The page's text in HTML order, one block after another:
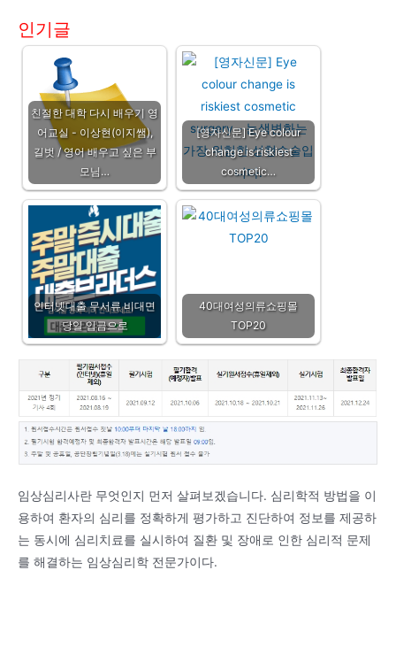
인기글
친절한 대학 다시 배우기 영
어교실 - 이상현(이지쌤),
길벗 / 영어 배우고 싶은 부
모님…
[영자신문] Eye colour
change is riskiest
cosmetic…
인터넷대출 무서류 비대면
당일 입금으로
40대여성의류쇼핑몰
TOP20
임상심리사란 무엇인지 먼저 살펴보겠습니다. 심리학적 방법을 이
용하여 환자의 심리를 정확하게 평가하고 진단하여 정보를 제공하
는 동시에 심리치료를 실시하여 질환 및 장애로 인한 심리적 문제
를 해결하는 임상심리학 전문가이다.